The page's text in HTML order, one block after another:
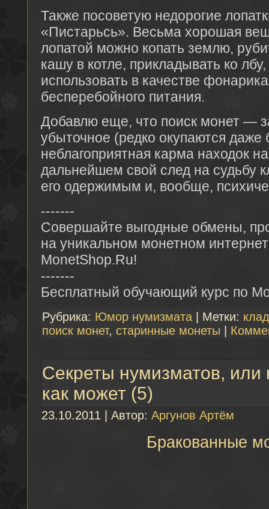
Также посоветую недорогие
«Пистарьсь». Весьма хорошая
лопатой можно копать землю,
кашу в котле, прикладывать ко
использовать в качестве
бесперебойного питания.
Добавлю еще, что поиск монет —
убыточное (редко окупаются даже
неблагоприятная карма находок
дальнейшем свой след на судьбу
его одержимым и, вообще,
-------
Совершайте выгодные обмены,
на уникальном монетном
MonetShop.Ru!
-------
Бесплатный обучающий курс по
Рубрика: Юмор нумизмата | Метки:
поиск монет, старинные монеты
Секреты нумизматов,
как может (5)
23.10.2011 | Автор: Аргунов Артём
Бракованные